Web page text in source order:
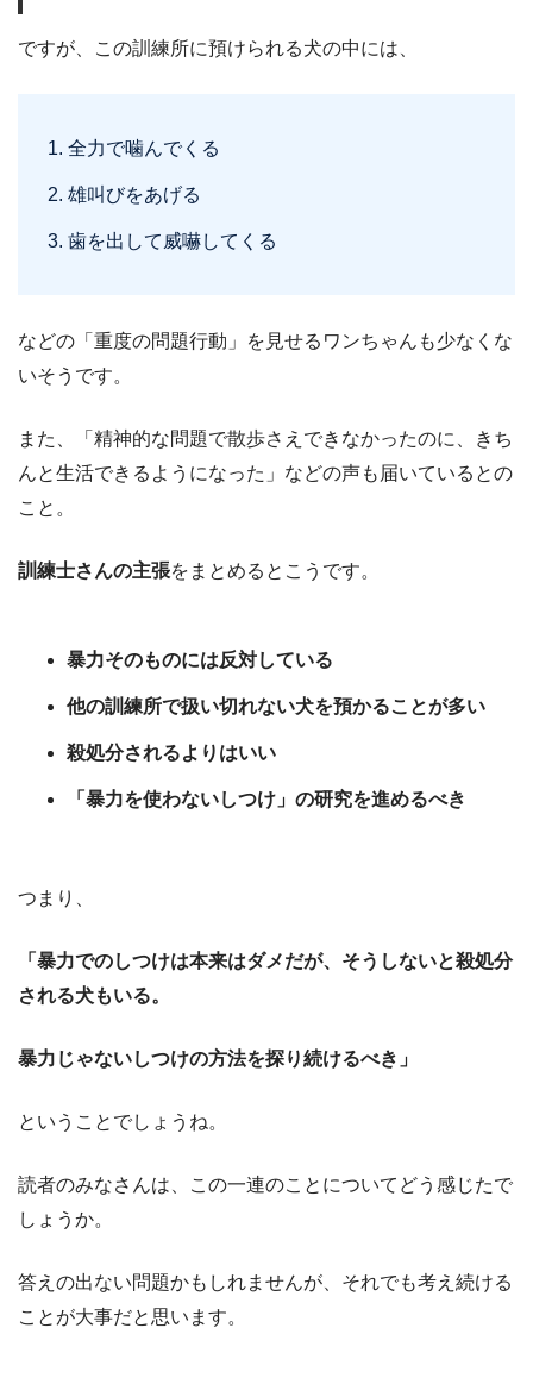
ですが、この訓練所に預けられる犬の中には、
全力で噛んでくる
雄叫びをあげる
歯を出して威嚇してくる
などの「重度の問題行動」を見せるワンちゃんも少なくな
いそうです。
また、「精神的な問題で散歩さえできなかったのに、きち
んと生活できるようになった」などの声も届いているとの
こと。
訓練士さんの主張をまとめるとこうです。
暴力そのものには反対している
他の訓練所で扱い切れない犬を預かることが多い
殺処分されるよりはいい
「暴力を使わないしつけ」の研究を進めるべき
つまり、
「暴力でのしつけは本来はダメだが、そうしないと殺処分
される犬もいる。
暴力じゃないしつけの方法を探り続けるべき」
ということでしょうね。
読者のみなさんは、この一連のことについてどう感じたで
しょうか。
答えの出ない問題かもしれませんが、それでも考え続ける
ことが大事だと思います。